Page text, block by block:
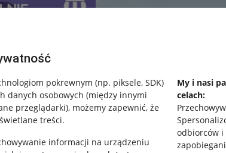
pokrewnym (np. piksele, SDK)
danych osobowych (między innymi
przeglądarki), możemy zapewnić, że
treści.
informacji na urządzeniu
My i nasi
celach:
odbiorców i